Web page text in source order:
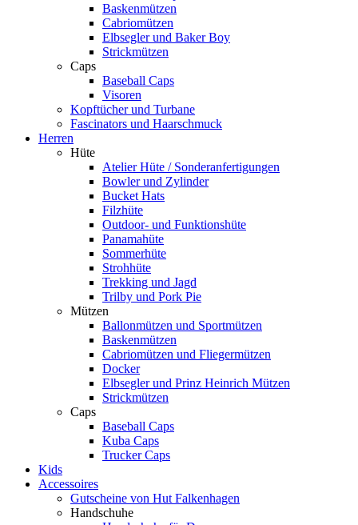
Baskenmützen
Cabriomützen
Elbsegler und Baker Boy
Strickmützen
Caps
Baseball Caps
Visoren
Kopftücher und Turbane
Fascinators und Haarschmuck
Herren
Hüte
Atelier Hüte / Sonderanfertigungen
Bowler und Zylinder
Bucket Hats
Filzhüte
Outdoor- und Funktionshüte
Panamahüte
Sommerhüte
Strohhüte
Trekking und Jagd
Trilby und Pork Pie
Mützen
Ballonmützen und Sportmützen
Baskenmützen
Cabriomützen und Fliegermützen
Docker
Elbsegler und Prinz Heinrich Mützen
Strickmützen
Caps
Baseball Caps
Kuba Caps
Trucker Caps
Kids
Accessoires
Gutscheine von Hut Falkenhagen
Handschuhe